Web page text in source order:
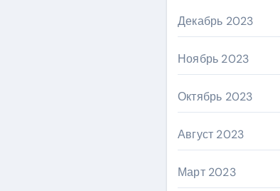
Декабрь 2023
Ноябрь 2023
Октябрь 2023
Август 2023
Март 2023